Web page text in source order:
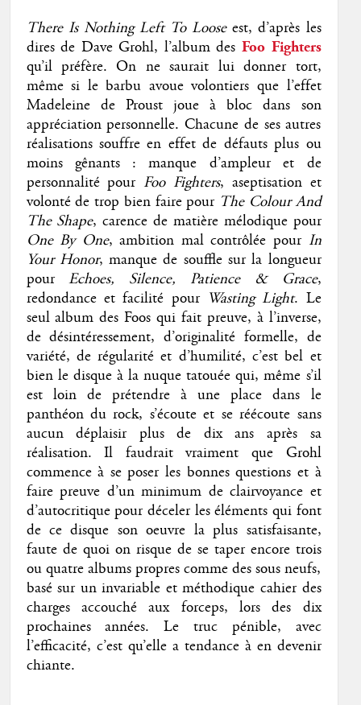
There Is Nothing Left To Looseest, d’après les
dires de Dave Grohl, l’album des Foo Fighters
qu’il préfère. On ne saurait lui donner tort,
même si le barbu avoue volontiers que l’effet
Madeleine de Proust joue à bloc dans son
appréciation personnelle. Chacune de ses autres
réalisations souffre en effet de défauts plus ou
moins gênants : manque d’ampleur et de
personnalité pour Foo Fighters, aseptisation et
volonté de trop bien faire pour The Colour And
The Shape, carence de matière mélodique pour
One By One, ambition mal contrôlée pour In
Your Honor, manque de souffle sur la longueur
pourEchoes, Silence, Patience & Grace,
redondance et facilité pour Wasting Light. Le
seul album des Foos qui fait preuve, à l’inverse,
de désintéressement, d’originalité formelle, de
variété, de régularité et d’humilité, c’est bel et
bien le disque à la nuque tatouée qui, même s’il
est loin de prétendre à une place dans le
panthéon du rock, s’écoute et se réécoute sans
aucun déplaisir plus de dix ans après sa
réalisation. Il faudrait vraiment que Grohl
commence à se poser les bonnes questions et à
faire preuve d’un minimum de clairvoyance et
d’autocritique pour déceler les éléments qui font
de ce disque son oeuvre la plus satisfaisante,
faute de quoi on risque de se taper encore trois
ou quatre albums propres comme des sous neufs,
basé sur un invariable et méthodique cahier des
charges accouché aux forceps, lors des dix
prochaines années. Le truc pénible, avec
l’efficacité, c’est qu’elle a tendance à en devenir
chiante.